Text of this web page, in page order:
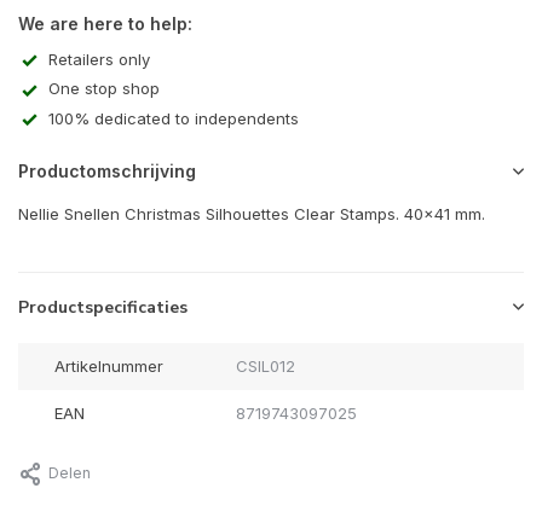
We are here to help:
Retailers only
One stop shop
100% dedicated to independents
Productomschrijving
Nellie Snellen Christmas Silhouettes Clear Stamps. 40x41 mm.
Productspecificaties
Artikelnummer CSIL012
EAN 8719743097025
Delen